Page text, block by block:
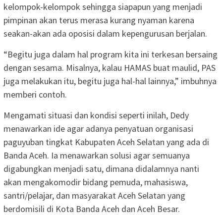
kelompok-kelompok sehingga siapapun yang menjadi
pimpinan akan terus merasa kurang nyaman karena
seakan-akan ada oposisi dalam kepengurusan berjalan.
“Begitu juga dalam hal program kita ini terkesan bersaing
dengan sesama. Misalnya, kalau HAMAS buat maulid, PAS
juga melakukan itu, begitu juga hal-hal lainnya,” imbuhnya
memberi contoh.
Mengamati situasi dan kondisi seperti inilah, Dedy
menawarkan ide agar adanya penyatuan organisasi
paguyuban tingkat Kabupaten Aceh Selatan yang ada di
Banda Aceh. Ia menawarkan solusi agar semuanya
digabungkan menjadi satu, dimana didalamnya nanti
akan mengakomodir bidang pemuda, mahasiswa,
santri/pelajar, dan masyarakat Aceh Selatan yang
berdomisili di Kota Banda Aceh dan Aceh Besar.